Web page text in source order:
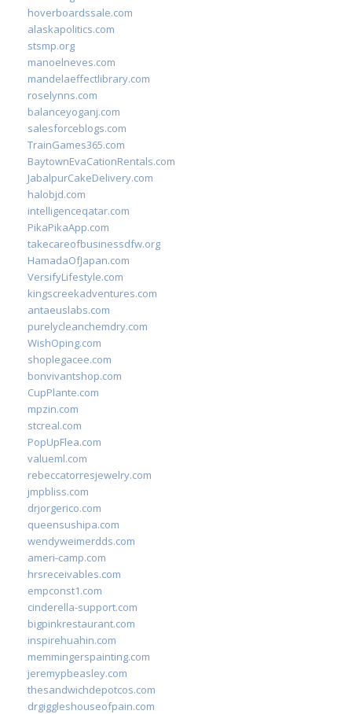
hoverboardssale.com
alaskapolitics.com
stsmp.org
manoelneves.com
mandelaeffectlibrary.com
roselynns.com
balanceyoganj.com
salesforceblogs.com
TrainGames365.com
BaytownEvaCationRentals.com
JabalpurCakeDelivery.com
halobjd.com
intelligenceqatar.com
PikaPikaApp.com
takecareofbusinessdfw.org
HamadaOfJapan.com
VersifyLifestyle.com
kingscreekadventures.com
antaeuslabs.com
purelycleanchemdry.com
WishOping.com
shoplegacee.com
bonvivantshop.com
CupPlante.com
mpzin.com
stcreal.com
PopUpFlea.com
valueml.com
rebeccatorresjewelry.com
jmpbliss.com
drjorgerico.com
queensushipa.com
wendyweimerdds.com
ameri-camp.com
hrsreceivables.com
empconst1.com
cinderella-support.com
bigpinkrestaurant.com
inspirehuahin.com
memmingerspainting.com
jeremypbeasley.com
thesandwichdepotcos.com
drgiggleshouseofpain.com